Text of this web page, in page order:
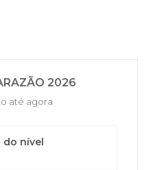
2026
até agora
do nível